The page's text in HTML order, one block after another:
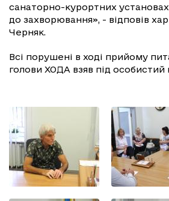
санаторно-курортних установах
до захворювання», - відповів
Черняк.
Всі порушені в ході прийому
голови ХОДА взяв під особистий